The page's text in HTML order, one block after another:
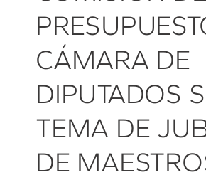
CÁMARA DE
DIPUTADOS
TEMA DE
DE